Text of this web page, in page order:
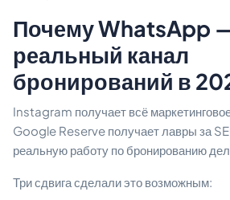
Почему WhatsApp
реальный канал
бронирований в
Instagram получает всё
Google Reserve получает лавры за
реальную работу по бронированию
Три сдвига сделали это возможным: